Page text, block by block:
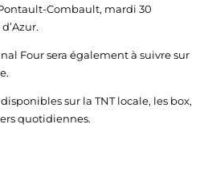
Combault, mardi 30
Four sera également à suivre sur
sur la TNT locale, les box,
quotidiennes.